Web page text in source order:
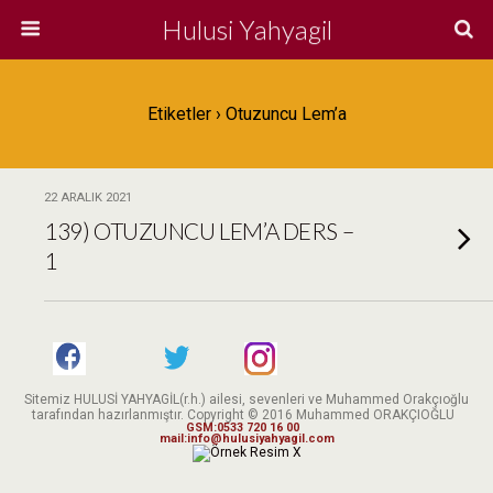
Hulusi Yahyagil
Etiketler › Otuzuncu Lem’a
22 ARALIK 2021
139) OTUZUNCU LEM’A DERS –
1
Sitemiz HULUSİ YAHYAGİL(r.h.) ailesi, sevenleri ve Muhammed Orakçıoğlu
tarafından hazırlanmıştır. Copyright © 2016 Muhammed ORAKÇIOĞLU
GSM:0533 720 16 00
mail:info@hulusiyahyagil.com
X